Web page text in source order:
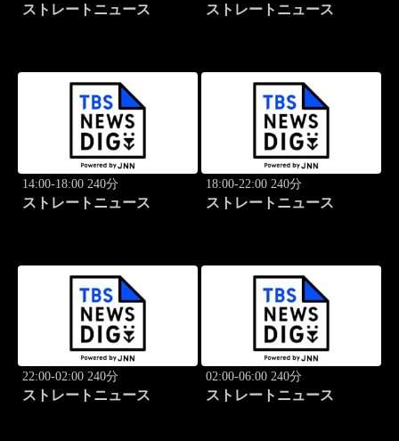
ストレートニュース ストレートニュース
14:00-18:00 240分
ストレートニュース
18:00-22:00 240分
ストレートニュース
22:00-02:00 240分
ストレートニュース
02:00-06:00 240分
ストレートニュース